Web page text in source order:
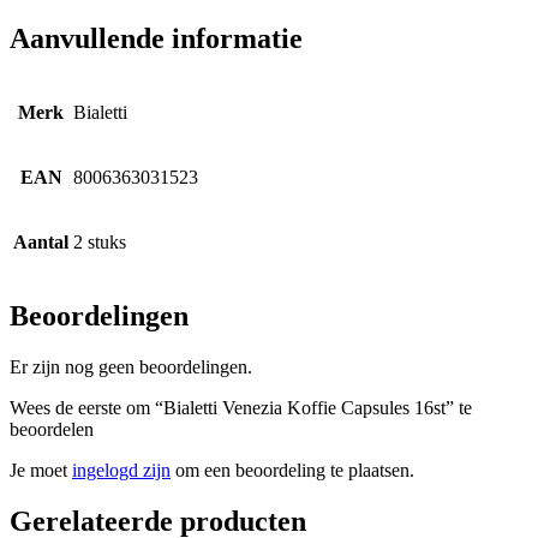
Aanvullende informatie
Merk Bialetti
EAN 8006363031523
Aantal 2 stuks
Beoordelingen
Er zijn nog geen beoordelingen.
Wees de eerste om “Bialetti Venezia Koffie Capsules 16st” te
beoordelen
Je moet ingelogd zijn om een beoordeling te plaatsen.
Gerelateerde producten